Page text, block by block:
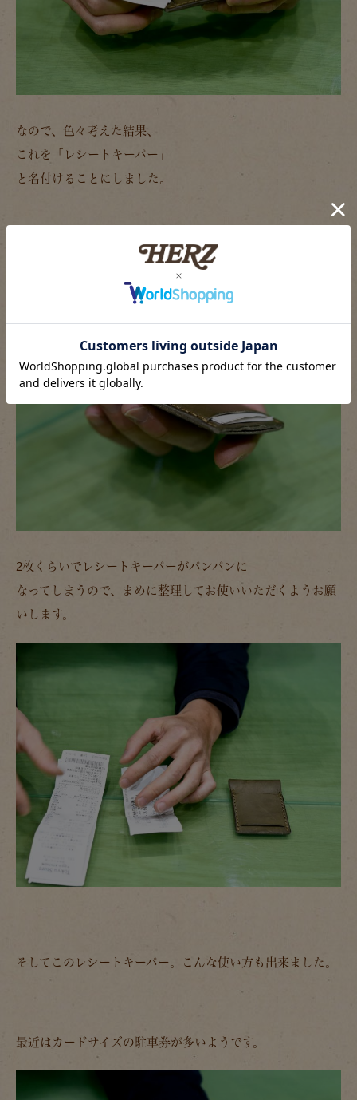
なので、色々考えた結果、
これを「レシートキーパー」
と名付けることにしました。
ただし、最近のレシートは何だか異常に長い。
2枚くらいでレシートキーパーがパンパンに
なってしまうので、まめに整理してお使いいただくようお願
いします。
そしてこのレシートキーパー。こんな使い方も出来ました。
最近はカードサイズの駐車券が多いようです。